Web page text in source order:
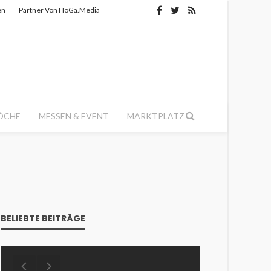
Partner Von HoGa.Media
MESSEN & EVENT MARKTPLATZ
BELIEBTE BEITRÄGE